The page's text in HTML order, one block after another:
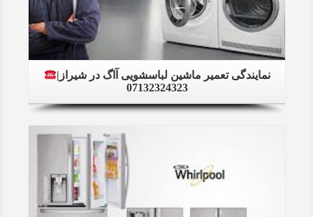
نمایندگی تعمیر ماشین لباسشویی آاگ در شیراز|
07132324323